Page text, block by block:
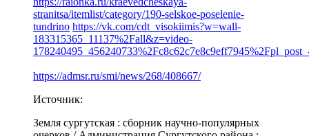
stranitsa/itemlist/category/190-selskoe-poselenie-
tundrino https://vk.com/cdt_visokiimis?w=wall-
183315365_11137%2Fall&z=video-
https://admsr.ru/smi/news/268/408667/
Источник:
Земля сургутская : сборник научно-популярных